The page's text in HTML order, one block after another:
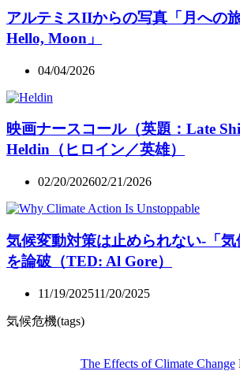
アルテミスIIからの写真「月への
Hello, Moon」
04/04/2026
映画ナースコール（英題：Late
Heldin（ヒロイン／英雄）
02/20/202602/21/2026
気候変動対策は止められない-「気
を論破（TED: Al Gore）
11/19/202511/20/2025
気候危機(tags)
The Effects of Climate Change